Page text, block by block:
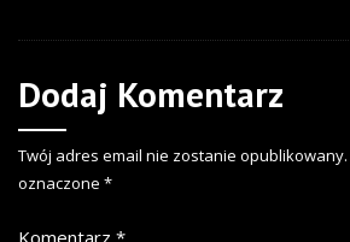
Dodaj Komentarz
Twój adres email nie zostanie opublikowany.
oznaczone *
Komentarz *